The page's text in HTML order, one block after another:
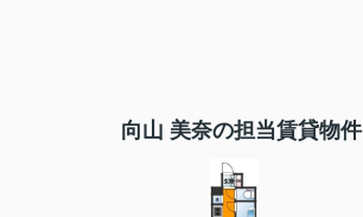
向山 美奈の担当賃貸物件